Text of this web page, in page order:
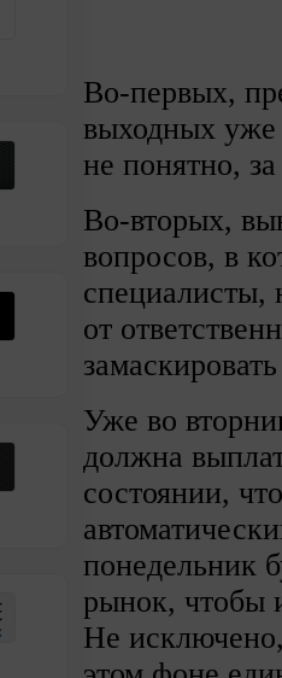
Во-первых,
выходных уже
не понятно,
Во-вторых,
вопросов, в
специалисты,
от
Уже во
должна
состоянии,
понедельник
рынок, чтобы
Не